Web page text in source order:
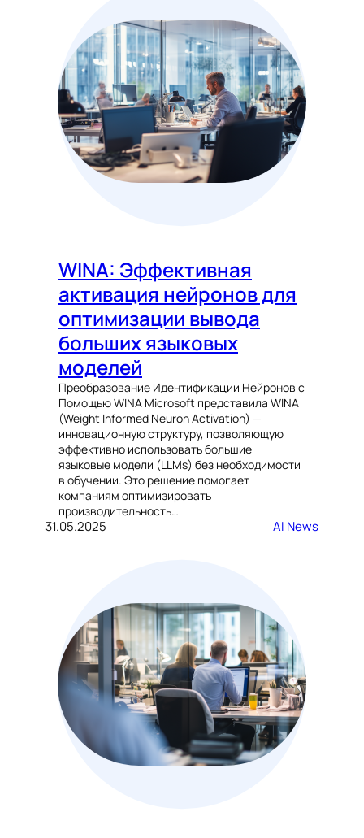
WINA: Эффективная
активация нейронов для
оптимизации вывода
больших языковых
моделей
Преобразование Идентификации Нейронов с
Помощью WINA Microsoft представила WINA
(Weight Informed Neuron Activation) —
инновационную структуру, позволяющую
эффективно использовать большие
языковые модели (LLMs) без необходимости
в обучении. Это решение помогает
компаниям оптимизировать
производительность…
31.05.2025 AI News